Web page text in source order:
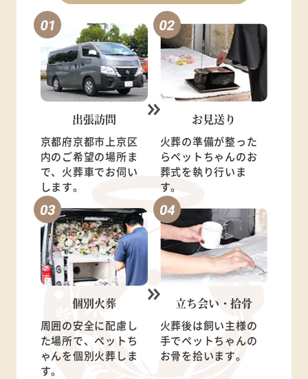
出張訪問
京都府京都市上京区
内のご希望の場所ま
で、火葬車でお伺い
します。
お見送り
火葬の準備が整った
らペットちゃんのお
葬式を執り行いま
す。
個別火葬
周囲の安全に配慮し
た場所で、ペットち
ゃんを個別火葬しま
す。
立ち会い・拾骨
火葬後は飼い主様の
手でペットちゃんの
お骨を拾います。